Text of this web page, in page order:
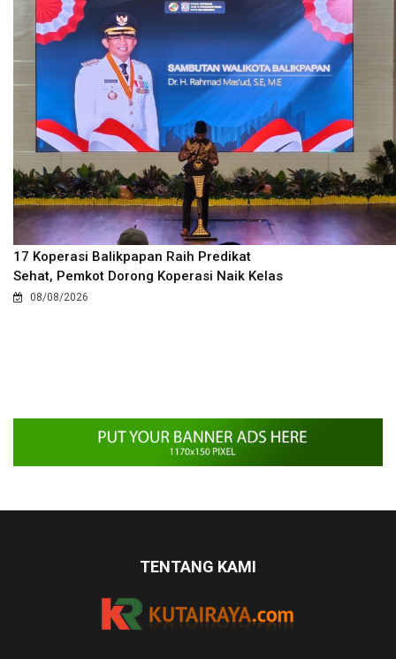
17 Koperasi Balikpapan Raih Predikat
Sehat, Pemkot Dorong Koperasi Naik Kelas
08/08/2026
TENTANG KAMI